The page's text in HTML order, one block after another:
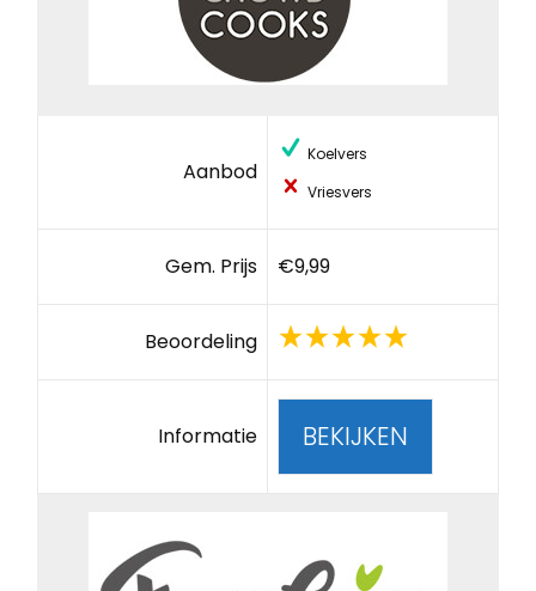
Aanbod
Koelvers
Vriesvers
Gem. Prijs €9,99
Beoordeling
Informatie BEKIJKEN